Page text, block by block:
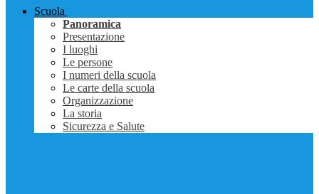
Scuola
Panoramica
Presentazione
I luoghi
Le persone
I numeri della scuola
Le carte della scuola
Organizzazione
La storia
Sicurezza e Salute